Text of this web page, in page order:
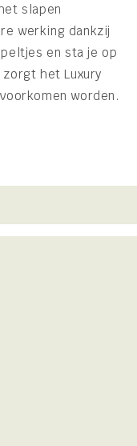
slapen
werking dankzij
en sta je op
het Luxury
worden.